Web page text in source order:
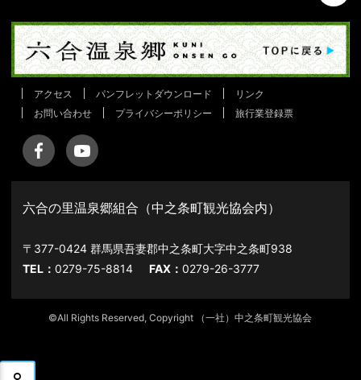
アクセス パンフレットダウンロード
リンク
お問い合わせ
プライバシーポリシー 旅行業登録票
六合の里温泉郷組合（中之条町観光協会内）
〒377-0424 群馬県吾妻郡中之条町大字中之条町938
TEL：0279-75-8814 FAX：0279-26-3777
©All Rights Reserved, Copyright （一社）中之条町観光協会